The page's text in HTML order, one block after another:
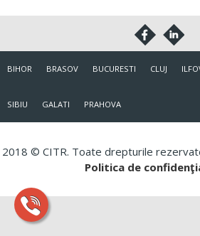
BIHOR BRASOV BUCURESTI CLUJ
SIBIU GALATI PRAHOVA
2018 © CITR. Toate drepturile
Politica de